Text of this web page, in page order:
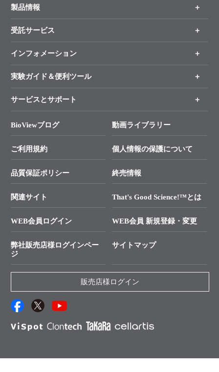
製品情報
製品一覧
手法から製品を探す
新製品情報
受託サービス
オンライン注文
インフォメーション
キャンペーン
タカラバイオ各種会員募集のお知らせ
終売製品のお知らせ
価格改定のご案内
技術セミナーのご案内
タカラバイオ発表文献
実験ガイド＆便利ツール
リアルタイムPCR実験のススメ
幹細胞・再生医療研究ガイド
クローニング実験ガイド
SMARTer NGSポータルサイト
プライマー設計
制限酵素切断サイトの検索
ユーザーズボイス集
抗体検索サイト
サービスとサポート
総合お問い合わせ
├ 実験コンシェルジュ
├ 受託サービスお問い合わせ
資料請求 機器関連
資料請求 受託関連
資料請求 核酸抽出・精製カタログ
サンプル請求一覧
プロトコール集
BioViewブログ 動画ライブラリー
ご利用規約 個人情報の保護について
品質保証ポリシー 終売情報
関連サイト That's Good Science!™とは
WEB会員ログイン WEB会員 新規登録・変更
弊社販売店様ログインペー
ジ
サイトマップ
販売店様ログイン